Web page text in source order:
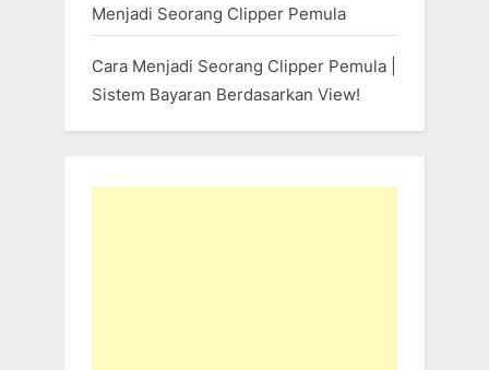
Menjadi Seorang Clipper Pemula
Cara Menjadi Seorang Clipper Pemula |
Sistem Bayaran Berdasarkan View!